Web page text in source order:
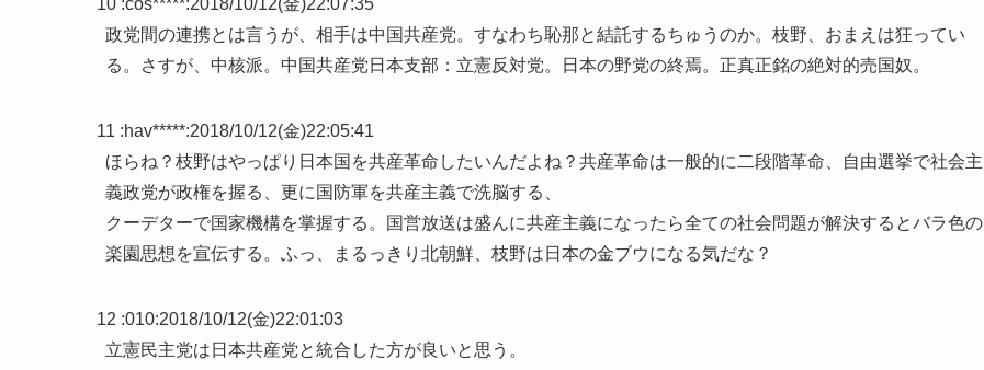
政党間の連携とは言うが、相手は中国共産党。すなわち恥那と結託するちゅうのか。枝野、おまえは狂ってい
る。さすが、中核派。中国共産党日本支部：立憲反対党。日本の野党の終焉。正真正銘の絶対的売国奴。
11 :hav*****:2018/10/12(金)22:05:41
ほらね？枝野はやっぱり日本国を共産革命したいんだよね？共産革命は一般的に二段階革命、自由選挙で社会主
義政党が政権を握る、更に国防軍を共産主義で洗脳する、
クーデターで国家機構を掌握する。国営放送は盛んに共産主義になったら全ての社会問題が解決するとバラ色の
楽園思想を宣伝する。ふっ、まるっきり北朝鮮、枝野は日本の金ブウになる気だな？
12 :010:2018/10/12(金)22:01:03
立憲民主党は日本共産党と統合した方が良いと思う。